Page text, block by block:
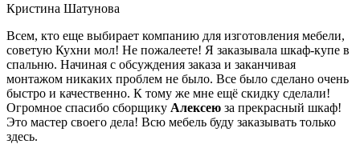
Кристина Шатунова
Всем, кто еще выбирает компанию для изготовления мебели,
советую Кухни мол! Не пожалеете! Я заказывала шкаф-купе в
спальню. Начиная с обсуждения заказа и заканчивая
монтажом никаких проблем не было. Все было сделано очень
быстро и качественно. К тому же мне ещё скидку сделали!
Огромное спасибо сборщику Алексею за прекрасный шкаф!
Это мастер своего дела! Всю мебель буду заказывать только
здесь.